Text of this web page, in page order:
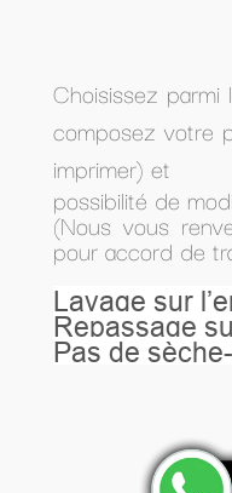
Choisissez
composez votre
imprimer) et
possibilité de
(Nous vous
pour accord de
Lavage sur
Repassage
Pas de